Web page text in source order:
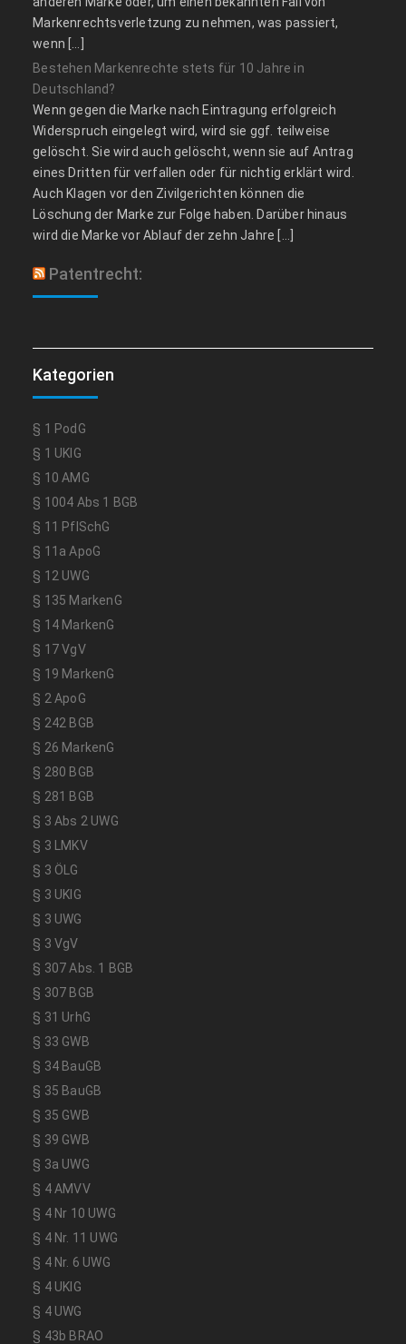
Markenrechtsverletzung zu nehmen, was passiert,
wenn […]
Bestehen Markenrechte stets für 10 Jahre in
Deutschland?
Wenn gegen die Marke nach Eintragung erfolgreich
Widerspruch eingelegt wird, wird sie ggf. teilweise
gelöscht. Sie wird auch gelöscht, wenn sie auf Antrag
eines Dritten für verfallen oder für nichtig erklärt wird.
Auch Klagen vor den Zivilgerichten können die
Löschung der Marke zur Folge haben. Darüber hinaus
wird die Marke vor Ablauf der zehn Jahre […]
Patentrecht:
Kategorien
§ 1 PodG
§ 1 UKlG
§ 10 AMG
§ 1004 Abs 1 BGB
§ 11 PflSchG
§ 11a ApoG
§ 12 UWG
§ 135 MarkenG
§ 14 MarkenG
§ 17 VgV
§ 19 MarkenG
§ 2 ApoG
§ 242 BGB
§ 26 MarkenG
§ 280 BGB
§ 281 BGB
§ 3 Abs 2 UWG
§ 3 LMKV
§ 3 ÖLG
§ 3 UKlG
§ 3 UWG
§ 3 VgV
§ 307 Abs. 1 BGB
§ 307 BGB
§ 31 UrhG
§ 33 GWB
§ 34 BauGB
§ 35 BauGB
§ 35 GWB
§ 39 GWB
§ 3a UWG
§ 4 AMVV
§ 4 Nr 10 UWG
§ 4 Nr. 11 UWG
§ 4 Nr. 6 UWG
§ 4 UKlG
§ 4 UWG
§ 43b BRAO